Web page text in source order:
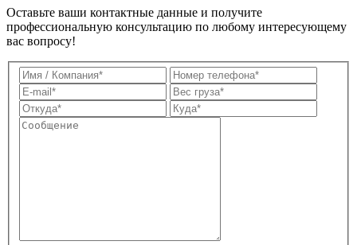
Оставьте ваши контактные данные и получите
профессиональную консультацию по любому интересующему
вас вопросу!